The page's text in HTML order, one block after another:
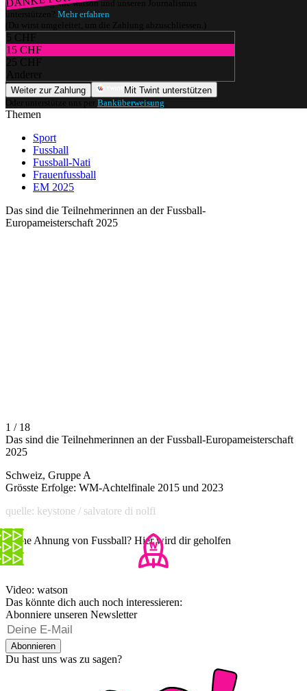
Würdest du gerne watson und unseren Journalismus
unterstützen? Mehr erfahren
(Du wirst umgeleitet, um die Zahlung abzuschliessen.)
5 CHF
15 CHF
25 CHF
Anderer
Weiter zur Zahlung
Mit Twint unterstützen
Oder unterstütze uns per Banküberweisung
Themen
Sport
Fussball
Fussball-Nati
Frauenfussball
EM 2025
Das sind die Teilnehmerinnen an der Fussball-
Europameisterschaft 2025
1 / 18
Das sind die Teilnehmerinnen an der Fussball-Europameisterschaft
2025
Schweiz, Gruppe A
Grösste Erfolge: WM-Achtelfinale 2015 und 2023
quelle: keystone / salvatore di nolfi
Keine Ahnung von Fussball? Hier wird dir geholfen
Video: watson
Das könnte dich auch noch interessieren:
Abonniere unseren Newsletter
Abonnieren
Du hast uns was zu sagen?